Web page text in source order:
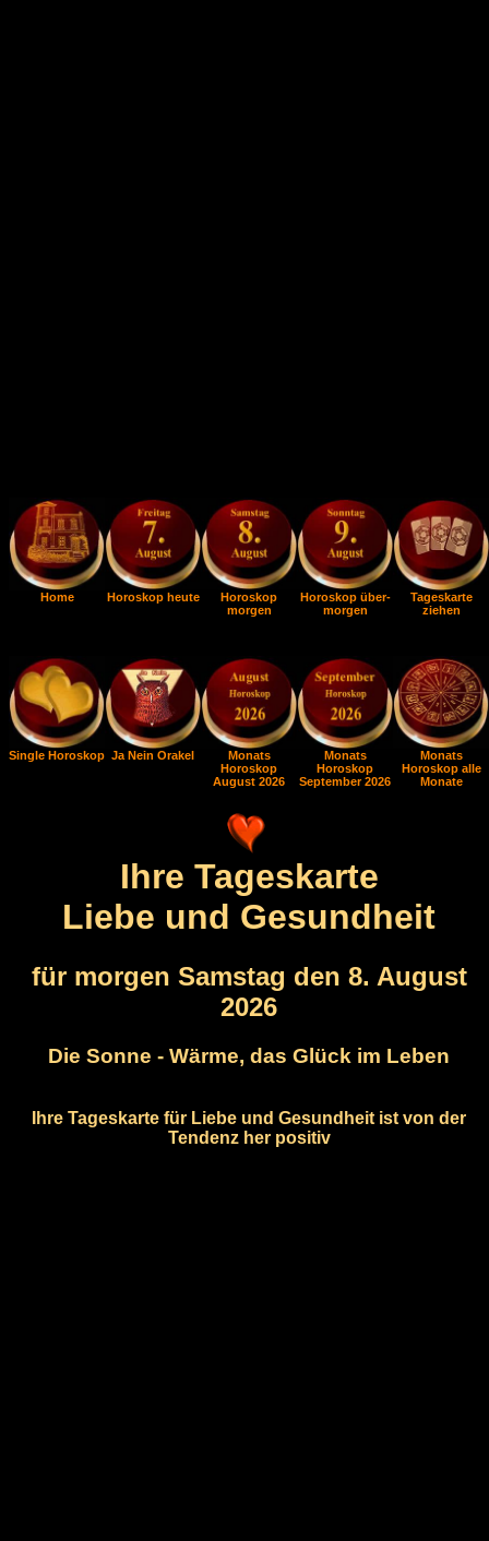
Home Horoskop heute
Horoskop
morgen
Horoskop über-
morgen
Tageskarte
ziehen
Single Horoskop Ja Nein Orakel
Monats
Horoskop
August 2026
Monats
Horoskop
September 2026
Monats
Horoskop alle
Monate
Ihre Tageskarte
Liebe und Gesundheit
für morgen Samstag den 8. August
2026
Die Sonne - Wärme, das Glück im Leben
Ihre Tageskarte für Liebe und Gesundheit ist von der
Tendenz her positiv